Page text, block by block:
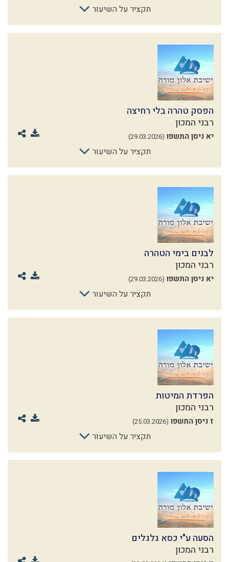
תקציר על השיעור
הפסק טהרה בלי רחיצה
רבני המכון
יא ניסן התשפו (29.03.2026)
תקציר על השיעור
לבנים בימי הטהרה
רבני המכון
יא ניסן התשפו (29.03.2026)
תקציר על השיעור
הפרדת המיטות
רבני המכון
ז ניסן התשפו (25.03.2026)
תקציר על השיעור
הסעה ע"י כסא גלגלים
רבני המכון